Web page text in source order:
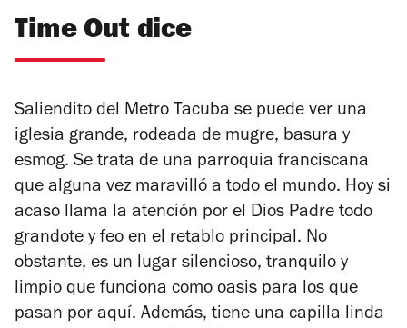
Time Out dice
Saliendito del Metro Tacuba se puede ver una
iglesia grande, rodeada de mugre, basura y
esmog. Se trata de una parroquia franciscana
que alguna vez maravilló a todo el mundo. Hoy si
acaso llama la atención por el Dios Padre todo
grandote y feo en el retablo principal. No
obstante, es un lugar silencioso, tranquilo y
limpio que funciona como oasis para los que
pasan por aquí. Además, tiene una capilla linda